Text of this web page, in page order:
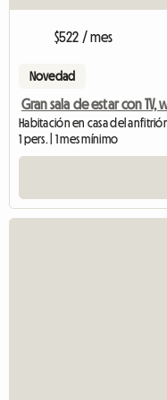
$522 / mes
Novedad
Gran sala de estar con
Habitación en casa del
1 pers. | 1 mes mínimo